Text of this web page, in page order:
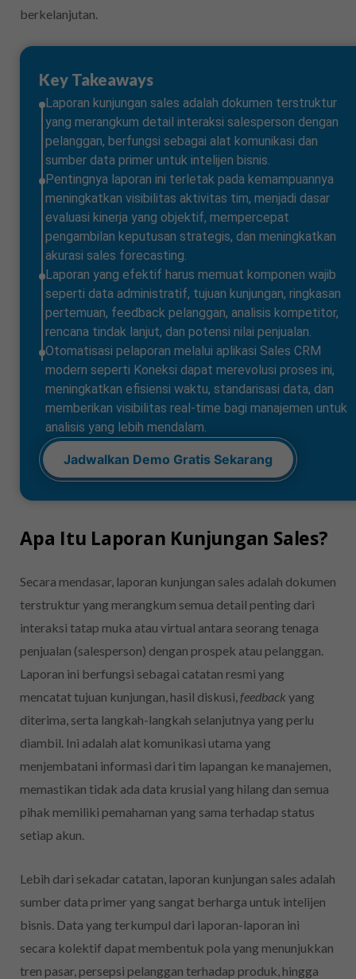
berkelanjutan.
Key Takeaways
Laporan kunjungan sales adalah dokumen terstruktur
yang merangkum detail interaksi salesperson dengan
pelanggan, berfungsi sebagai alat komunikasi dan
sumber data primer untuk intelijen bisnis.
Pentingnya laporan ini terletak pada kemampuannya
meningkatkan visibilitas aktivitas tim, menjadi dasar
evaluasi kinerja yang objektif, mempercepat
pengambilan keputusan strategis, dan meningkatkan
akurasi sales forecasting.
Laporan yang efektif harus memuat komponen wajib
seperti data administratif, tujuan kunjungan, ringkasan
pertemuan, feedback pelanggan, analisis kompetitor,
rencana tindak lanjut, dan potensi nilai penjualan.
Otomatisasi pelaporan melalui aplikasi Sales CRM
modern seperti Koneksi dapat merevolusi proses ini,
meningkatkan efisiensi waktu, standarisasi data, dan
memberikan visibilitas real-time bagi manajemen untuk
analisis yang lebih mendalam.
Jadwalkan Demo Gratis Sekarang
Apa Itu Laporan Kunjungan Sales?
Secara mendasar, laporan kunjungan sales adalah dokumen
terstruktur yang merangkum semua detail penting dari
interaksi tatap muka atau virtual antara seorang tenaga
penjualan (salesperson) dengan prospek atau pelanggan.
Laporan ini berfungsi sebagai catatan resmi yang
mencatat tujuan kunjungan, hasil diskusi, feedback yang
diterima, serta langkah-langkah selanjutnya yang perlu
diambil. Ini adalah alat komunikasi utama yang
menjembatani informasi dari tim lapangan ke manajemen,
memastikan tidak ada data krusial yang hilang dan semua
pihak memiliki pemahaman yang sama terhadap status
setiap akun.
Lebih dari sekadar catatan, laporan kunjungan sales adalah
sumber data primer yang sangat berharga untuk intelijen
bisnis. Data yang terkumpul dari laporan-laporan ini
secara kolektif dapat membentuk pola yang menunjukkan
tren pasar, persepsi pelanggan terhadap produk, hingga